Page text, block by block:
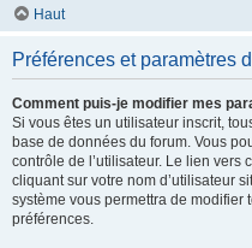
Haut
Préférences et paramètres
Comment puis-je modifier mes
Si vous êtes un utilisateur inscrit,
base de données du forum. Vous
contrôle de l’utilisateur. Le lien vers
cliquant sur votre nom d’utilisateur
système vous permettra de modifier
préférences.